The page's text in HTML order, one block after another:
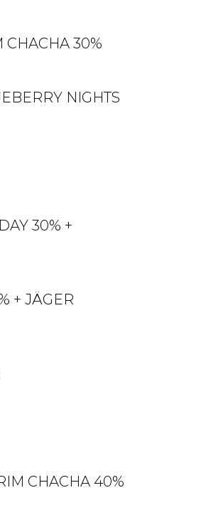
CHACHA 30%
NIGHTS
30% +
+ JÄGER
CHACHA 40%